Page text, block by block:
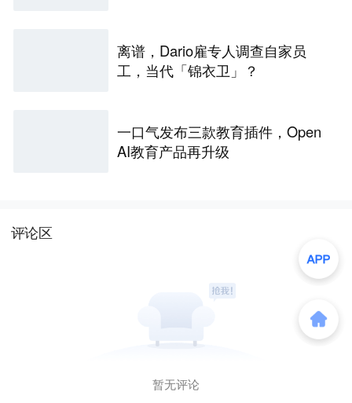
离谱，Dario雇专人调查自家员
工，当代「锦衣卫」？
一口气发布三款教育插件，Open
AI教育产品再升级
评论区
暂无评论